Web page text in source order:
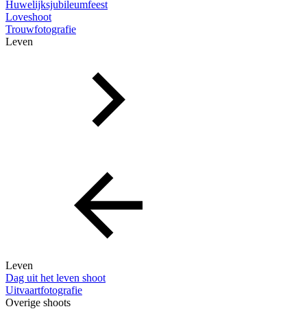
Huwelijksjubileumfeest
Loveshoot
Trouwfotografie
Leven
Leven
Dag uit het leven shoot
Uitvaartfotografie
Overige shoots